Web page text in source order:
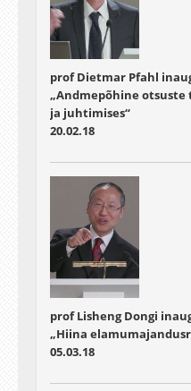
prof Dietmar Pfahl
„Andmepõhine
ja juhtimises“
20.02.18
prof Lisheng Dongi
„Hiina
05.03.18